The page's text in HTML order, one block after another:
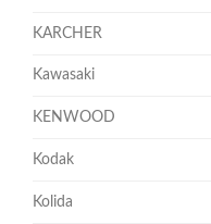
KARCHER
Kawasaki
KENWOOD
Kodak
Kolida